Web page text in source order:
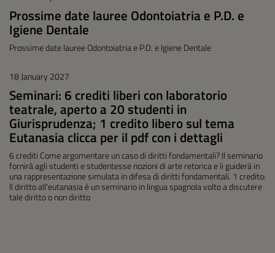
Prossime date lauree Odontoiatria e P.D. e
Igiene Dentale
Prossime date lauree Odontoiatria e P.D. e Igiene Dentale
18 January 2027
Seminari: 6 crediti liberi con laboratorio
teatrale, aperto a 20 studenti in
Giurisprudenza; 1 credito libero sul tema
Eutanasia clicca per il pdf con i dettagli
6 crediti Come argomentare un caso di diritti fondamentali? Il seminario
fornirà agli studenti e studentesse nozioni di arte retorica e li guiderà in
una rappresentazione simulata in difesa di diritti fondamentali. 1 credito:
Il diritto all'eutanasia è un seminario in lingua spagnola volto a discutere
tale diritto o non diritto